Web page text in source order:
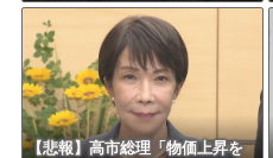
ｗｗｗｗｗ
【悲報】高市総理「物価上昇を